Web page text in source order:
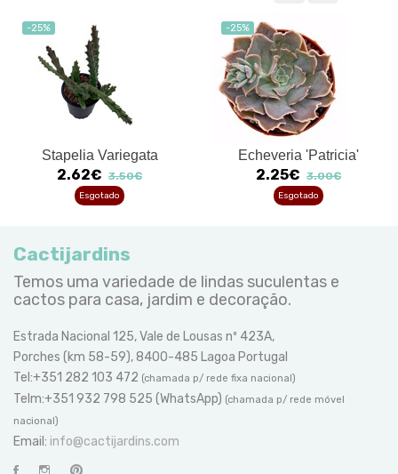
-25%
Stapelia Variegata
2.62€ 3.50€
Esgotado
-25%
Echeveria 'Patricia'
2.25€ 3.00€
Esgotado
Cactijardins
Temos uma variedade de lindas suculentas e
cactos para casa, jardim e decoração.
Estrada Nacional 125, Vale de Lousas nº 423A,
Porches (km 58-59), 8400-485 Lagoa Portugal
Tel:+351 282 103 472 (chamada p/ rede fixa nacional)
Telm:+351 932 798 525 (WhatsApp) (chamada p/ rede móvel
nacional)
Email: info@cactijardins.com